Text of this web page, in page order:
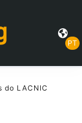
PT
do LACNIC